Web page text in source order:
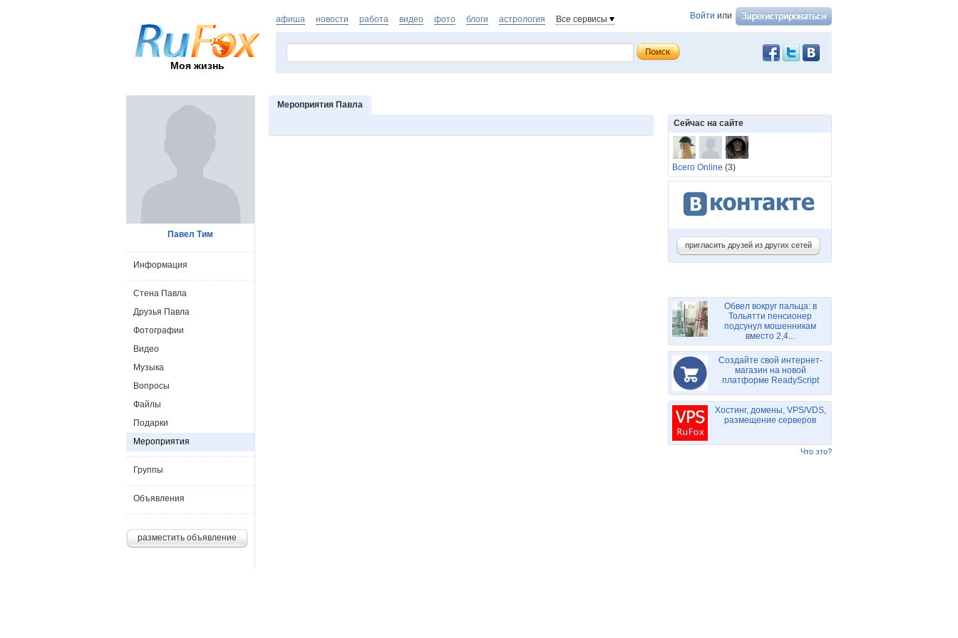
Моя жизнь
Войти или
афиша новости работа видео фото блоги астрология Все сервисы
Мероприятия Павла
Павел Тим
Информация
Стена Павла
Друзья Павла
Фотографии
Видео
Музыка
Вопросы
Файлы
Подарки
Мероприятия
Группы
Объявления
разместить объявление
Сейчас на сайте
Всего Online (3)
пригласить друзей из других сетей
Обвел вокруг пальца: в
Тольятти пенсионер
подсунул мошенникам
вместо 2,4...
Создайте свой интернет-
магазин на новой
платформе ReadyScript
Хостинг, домены, VPS/VDS,
размещение серверов
Что это?